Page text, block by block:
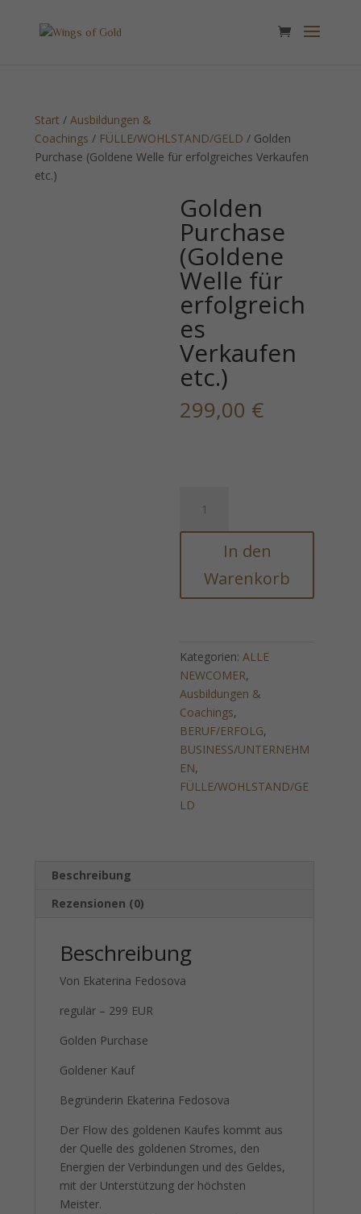
Start /Ausbildungen &
Coachings / FÜLLE/WOHLSTAND/GELD / Golden
Purchase (Goldene Welle für erfolgreiches Verkaufen
etc.)
Golden
Purchase
(Goldene
Welle für
erfolgreich
es
Verkaufen
etc.)
299,00 €
Purchase
(Goldene
erfolgreiches
In den
Warenkorb
Kategorien:ALLE
NEWCOMER,
Ausbildungen &
Coachings,
BERUF/ERFOLG,
BUSINESS/UNTERNEHM
EN,
FÜLLE/WOHLSTAND/GE
LD
Beschreibung
Rezensionen (0)
Beschreibung
Von Ekaterina Fedosova
regulär – 299 EUR
Golden Purchase
Goldener Kauf
Begründerin Ekaterina Fedosova
Der Flow des goldenen Kaufes kommt aus
der Quelle des goldenen Stromes, den
Energien der Verbindungen und des Geldes,
mit der Unterstützung der höchsten
Meister.